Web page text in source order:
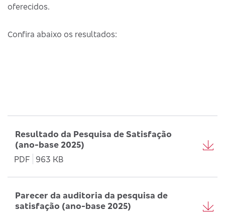
oferecidos.
Confira abaixo os resultados:
Resultado da Pesquisa de Satisfação
(ano-base 2025)
PDF
963 KB
Parecer da auditoria da pesquisa de
satisfação (ano-base 2025)